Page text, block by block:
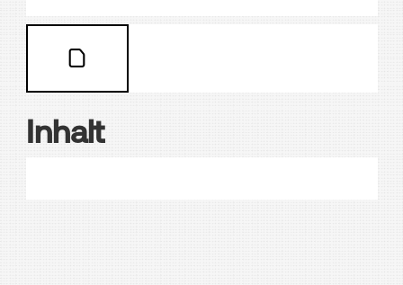
Inhalt